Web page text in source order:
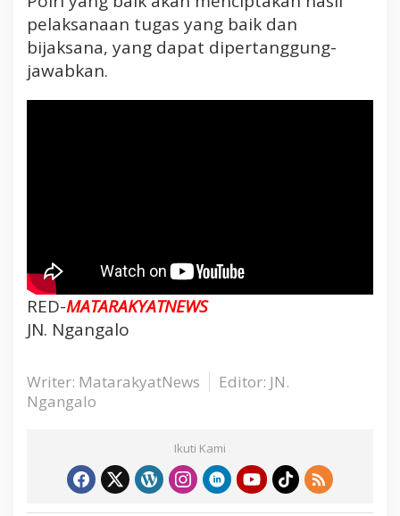
pelaksanaan tugas yang baik dan
bijaksana, yang dapat dipertanggung-
jawabkan.
RED-MATARAKYATNEWS
JN. Ngangalo
Writer: MatarakyatNews
Editor: JN.
Ngangalo
Ikuti Kami